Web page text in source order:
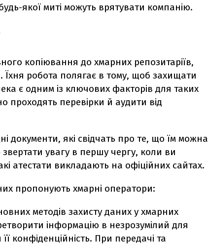
якої миті можуть врятувати компанію.
копіювання до хмарних репозитаріїв,
робота полягає в тому, щоб захищати
є одним із ключових факторів для таких
проходять перевірки й аудити від
документи, які свідчать про те, що їм можна
увагу в першу чергу, коли ви
атестати викладають на офіційних сайтах.
пропонують хмарні оператори:
методів захисту даних у хмарних
інформацію в незрозумілий для
конфіденційність. При передачі та